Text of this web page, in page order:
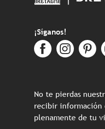
¡Síganos!
No te pierdas
recibir información
plenamente de tu